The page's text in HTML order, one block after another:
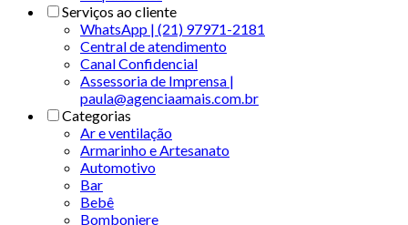
Serviços ao cliente
WhatsApp | (21) 97971-2181
Central de atendimento
Canal Confidencial
Assessoria de Imprensa |
paula@agenciaamais.com.br
Categorias
Ar e ventilação
Armarinho e Artesanato
Automotivo
Bar
Bebê
Bomboniere